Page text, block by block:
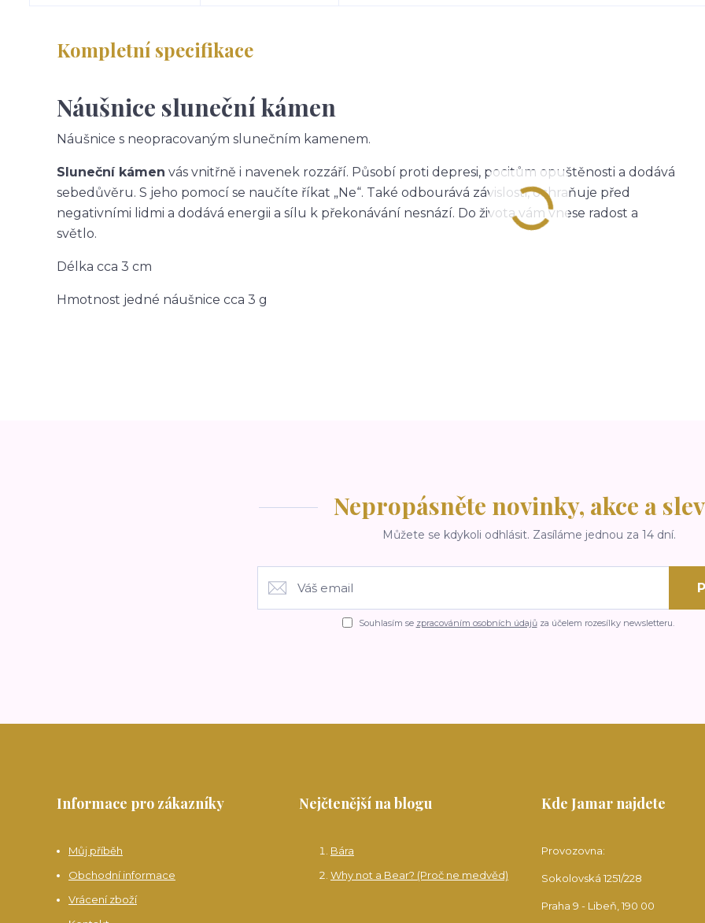
Kompletní specifikace
Náušnice sluneční kámen
Náušnice s neopracovaným slunečním kamenem.
Sluneční kámen vás vnitřně i navenek rozzáří. Působí proti depresi, pocitům opuštěnosti a dodává
sebedůvěru. S jeho pomocí se naučíte říkat „Ne“. Také odbourává závislosti, ochraňuje před
negativními lidmi a dodává energii a sílu k překonávání nesnází. Do života vám vnese radost a
světlo.
Délka cca 3 cm
Hmotnost jedné náušnice cca 3 g
Nepropásněte novinky, akce a
Můžete se kdykoli odhlásit. Zasíláme jednou za 14 dní.
Souhlasím se zpracováním osobních údajůza účelem rozesílky newsletteru.
Informace pro zákazníky
Můj příběh
Obchodní informace
Vrácení zboží
Nejčtenější na blogu
Bára
Why not a Bear? (Proč ne medvěd)
Kde Jamar najdete
Provozovna:
Sokolovská 1251/228
Praha 9 - Libeň, 190 00